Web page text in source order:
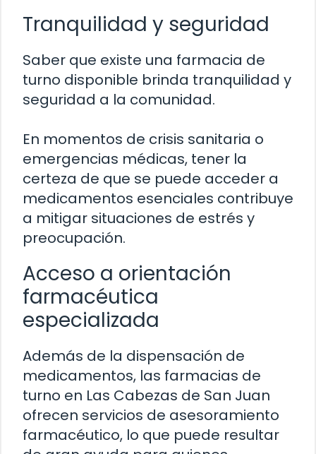
Tranquilidad y seguridad
Saber que existe una farmacia de
turno disponible brinda tranquilidad y
seguridad a la comunidad.
En momentos de crisis sanitaria o
emergencias médicas, tener la
certeza de que se puede acceder a
medicamentos esenciales contribuye
a mitigar situaciones de estrés y
preocupación.
Acceso a orientación
farmacéutica
especializada
Además de la dispensación de
medicamentos, las farmacias de
turno en Las Cabezas de San Juan
ofrecen servicios de asesoramiento
farmacéutico, lo que puede resultar